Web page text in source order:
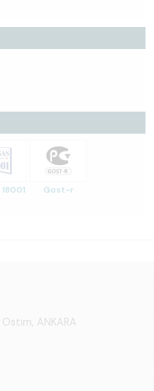
18001 Gost-r
Ostim, ANKARA